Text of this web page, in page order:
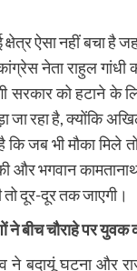
ऐसा नहीं बचा है
नेता राहुल
सरकार को हटाने के
जा रहा है, क्योंकि
जब भी मौका मिले
और भगवान
दूर-दूर तक जाएगी।
बीच चौराहे पर युवक
ने बदायूं घटना और